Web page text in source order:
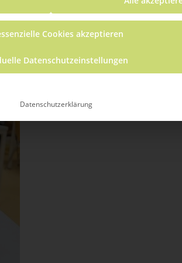
Cookies akzeptieren
Datenschutzeinstellungen
Datenschutzerklärung